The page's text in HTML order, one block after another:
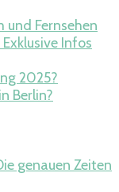
und Fernsehen
Infos
2025?
Berlin​?
genauen Zeiten